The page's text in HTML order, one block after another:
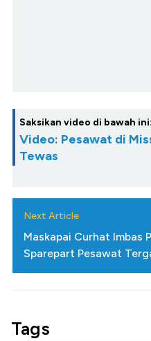
Saksikan video di bawah ini:
Video: Pesawat di
Tewas
Next Article
Maskapai Curhat Imbas
Sparepart Pesawat
Tags